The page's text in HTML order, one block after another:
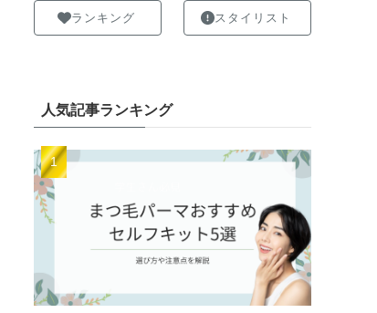
ランキング スタイリスト
人気記事ランキング